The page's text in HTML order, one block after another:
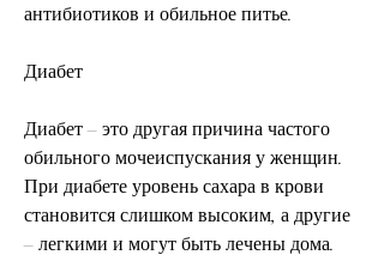
антибиотиков и обильное питье.
Диабет
Диабет – это другая причина частого
обильного мочеиспускания у женщин.
При диабете уровень сахара в крови
становится слишком высоким, а другие
– легкими и могут быть лечены дома.